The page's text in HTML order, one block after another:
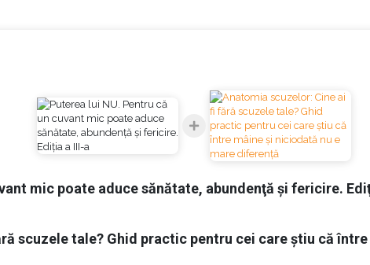
"Puterea lui NU"
mic poate aduce sănătate, abundenţă şi fericire.
scuzele tale? Ghid practic pentru cei care știu că